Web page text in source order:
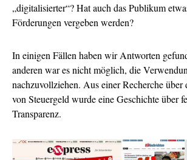
„digitalisierter“? Hat auch das Publikum
Förderungen vergeben werden?
In einigen Fällen haben wir Antworten
anderen war es nicht möglich, die
nachzuvollziehen. Aus einer Recherche
von Steuergeld wurde eine Geschichte über
Transparenz.